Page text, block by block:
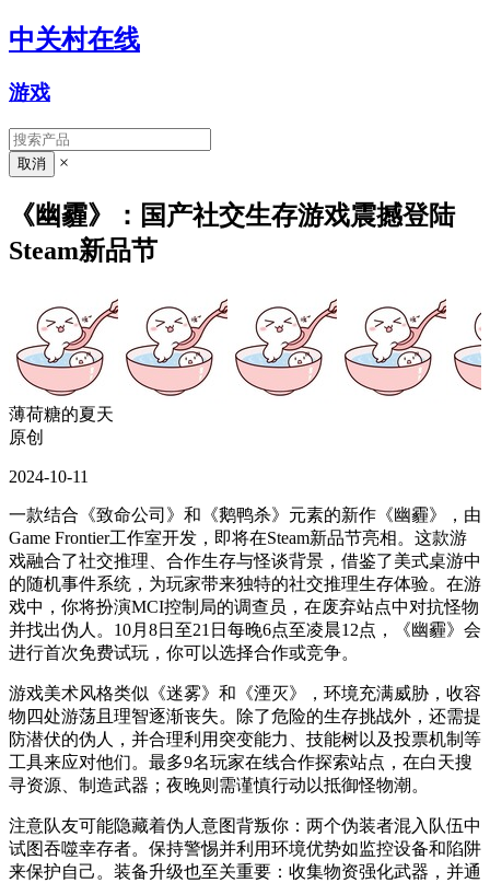
中关村在线
游戏
×
《幽霾》：国产社交生存游戏震撼登陆
Steam新品节
薄荷糖的夏天
原创
2024-10-11
一款结合《致命公司》和《鹅鸭杀》元素的新作《幽霾》，由
Game Frontier工作室开发，即将在Steam新品节亮相。这款游
戏融合了社交推理、合作生存与怪谈背景，借鉴了美式桌游中
的随机事件系统，为玩家带来独特的社交推理生存体验。在游
戏中，你将扮演MCI控制局的调查员，在废弃站点中对抗怪物
并找出伪人。10月8日至21日每晚6点至凌晨12点，《幽霾》会
进行首次免费试玩，你可以选择合作或竞争。
游戏美术风格类似《迷雾》和《湮灭》，环境充满威胁，收容
物四处游荡且理智逐渐丧失。除了危险的生存挑战外，还需提
防潜伏的伪人，并合理利用突变能力、技能树以及投票机制等
工具来应对他们。最多9名玩家在线合作探索站点，在白天搜
寻资源、制造武器；夜晚则需谨慎行动以抵御怪物潮。
注意队友可能隐藏着伪人意图背叛你：两个伪装者混入队伍中
试图吞噬幸存者。保持警惕并利用环境优势如监控设备和陷阱
来保护自己。装备升级也至关重要：收集物资强化武器，并通